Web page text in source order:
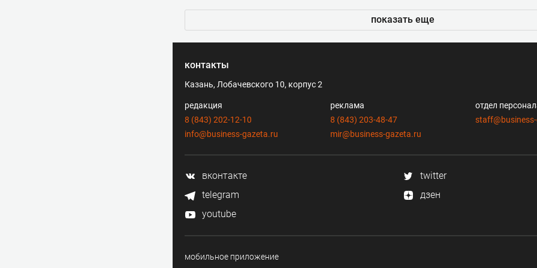
показать еще
контакты
Казань, Лобачевского 10, корпус 2
редакция
8 (843) 202-12-10
info@business-gazeta.ru
реклама
8 (843) 203-48-47
mir@business-gazeta.ru
отдел
вконтакте
twitter
telegram
дзен
youtube
мобильное приложение